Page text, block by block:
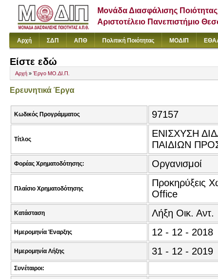
Μονάδα Διασφάλισης Ποιότητας
Αριστοτέλειο Πανεπιστήμιο
Αρχή ΣΔΠ ΑΠΘ Πολιτική Ποιότητας ΜΟΔΙΠ
Είστε εδώ
Αρχή » Έργο ΜΟ.ΔΙ.Π.
Ερευνητικά Έργα
Κωδικός Προγράμματος 97157
Τίτλος
ΕΝΙΣΧΥΣΗ
ΠΑΙΔΙΩΝ
Φορέας Χρηματοδότησης: Οργανισμοί
Πλαίσιο Χρηματοδότησης
Προκηρύξεις
Office
Κατάσταση Λήξη Οικ. Αντ.
Ημερομηνία Έναρξης 12 - 12 - 2018
Ημερομηνία Λήξης 31 - 12 - 2019
Συνέταιροι: